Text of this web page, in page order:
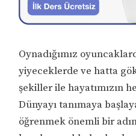
Oynadığımız
yiyeceklerde ve hatta
şekiller ile hayatımızın
Dünyayı tanımaya
öğrenmek önemli bir